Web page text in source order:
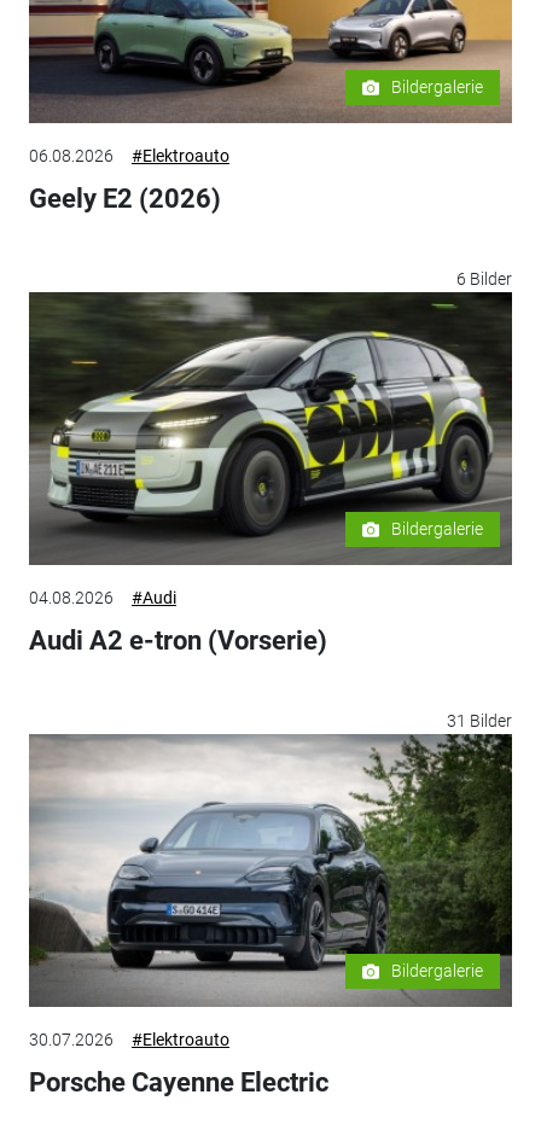
Bildergalerie
06.08.2026 #Elektroauto
Geely E2 (2026)
6 Bilder
Bildergalerie
04.08.2026 #Audi
Audi A2 e-tron (Vorserie)
31 Bilder
Bildergalerie
30.07.2026 #Elektroauto
Porsche Cayenne Electric